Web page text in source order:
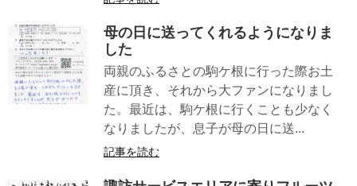
母の日に送ってくれるようになりま
した
両親のふるさとの駒ケ根に行った際お土
産に頂き、それから大ファンになりまし
た。最近は、駒ケ根に行くことも少なく
なりましたが、息子が母の日に送...
記事を読む